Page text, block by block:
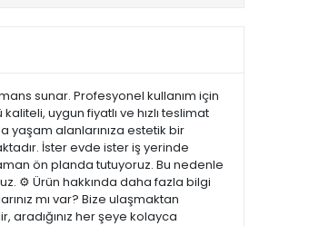
sunar. Profesyonel kullanım için
uygun fiyatlı ve hızlı teslimat
yaşam alanlarınıza estetik bir
İster evde ister iş yerinde
ön planda tutuyoruz. Bu nedenle
⚙️ Ürün hakkında daha fazla bilgi
mı var? Bize ulaşmaktan
aradığınız her şeye kolayca